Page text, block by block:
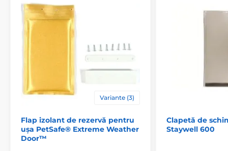
Variante (3)
Flap izolant de rezervă pentru
ușa PetSafe® Extreme Weather
Door™
Clapetă de
Staywell 600